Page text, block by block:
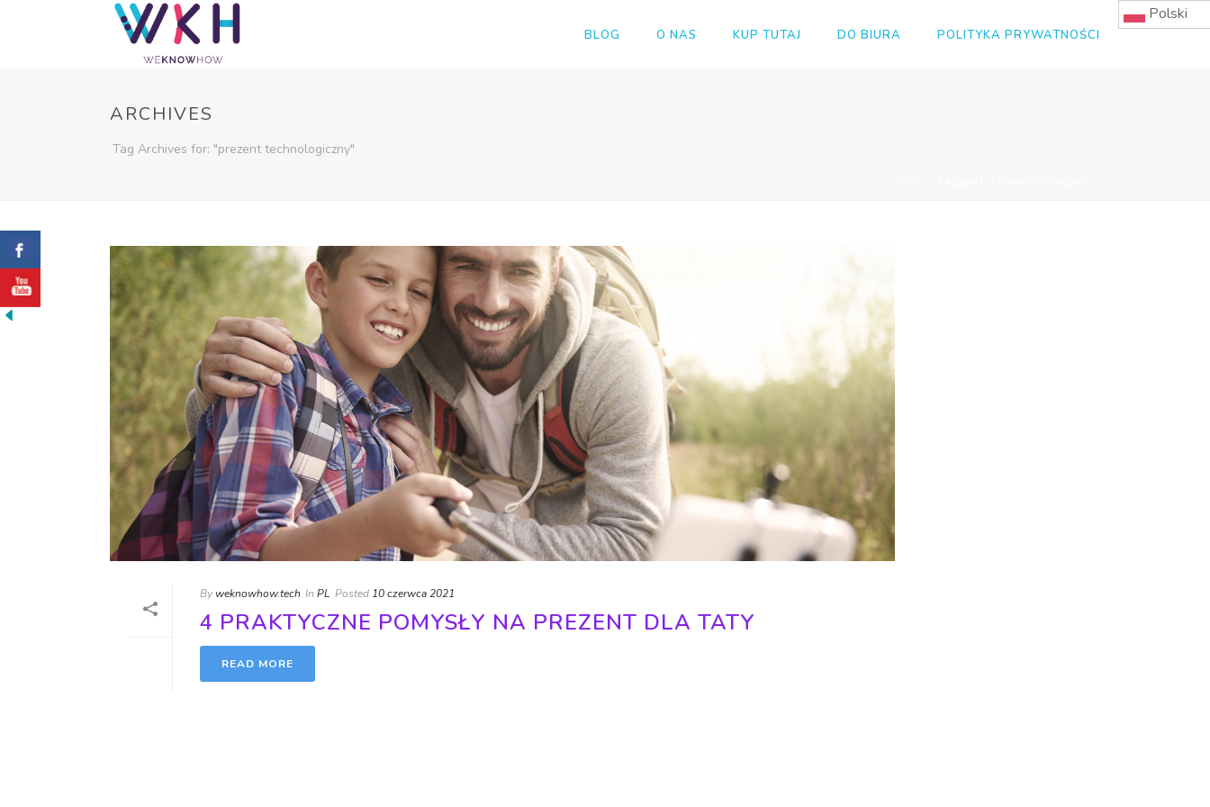
BLOG O NAS KUP TUTAJ DO BIURA POLITYKA PRYWATNOŚCI
Polski
ARCHIVES
Tag Archives for: "prezent technologiczny"
By weknowhow.tech In PL Posted 10 czerwca 2021
4 PRAKTYCZNE POMYSŁY NA PREZENT DLA TATY
READ MORE